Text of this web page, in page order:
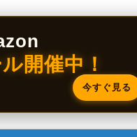
開催中！
今すぐ見る